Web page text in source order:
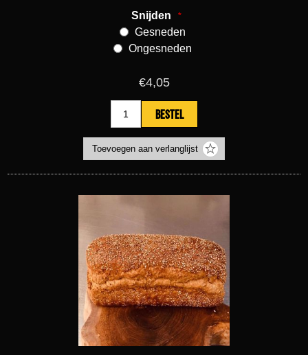
Snijden *
Gesneden
Ongesneden
€4,05